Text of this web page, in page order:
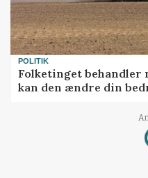
POLITIK
Folketinget behandler
kan den ændre din